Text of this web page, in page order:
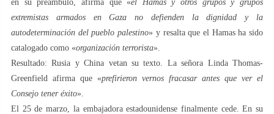
en su preámbulo, afirma que «el Hamas y otros grupos y grupos
extremistas armados en Gaza no defienden la dignidad y la
autodeterminación del pueblo palestino» y resalta que el Hamas ha sido
catalogado como «organización terrorista».
Resultado: Rusia y China vetan su texto. La señora Linda Thomas-
Greenfield afirma que «prefirieron vernos fracasar antes que ver el
Consejo tener éxito».
El 25 de marzo, la embajadora estadounidense finalmente cede. En su